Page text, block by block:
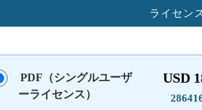
ライセン
PDF（シングルユーザ
ーライセンス）
USD